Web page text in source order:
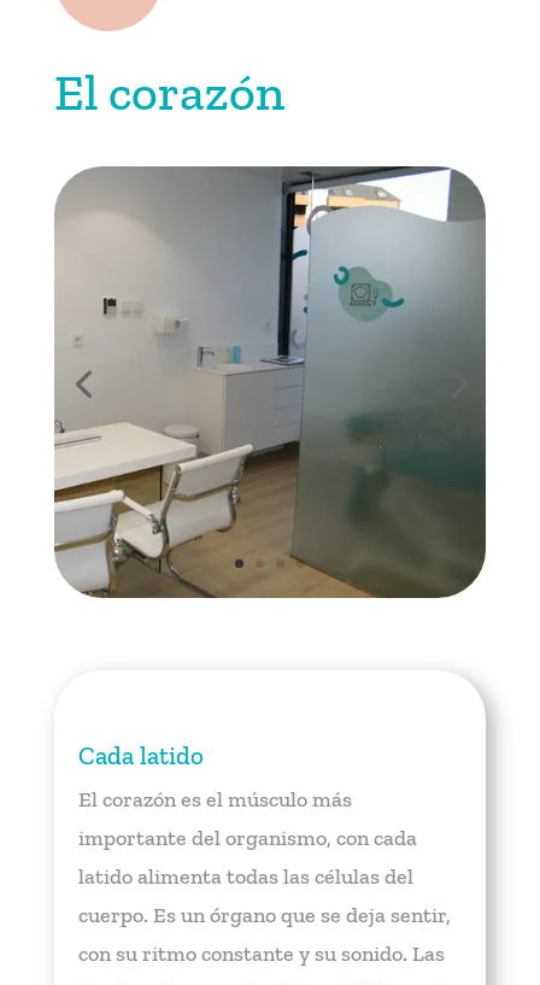
El corazón
Cada latido
El corazón es el músculo más
importante del organismo, con cada
latido alimenta todas las células del
cuerpo. Es un órgano que se deja sentir,
con su ritmo constante y su sonido. Las